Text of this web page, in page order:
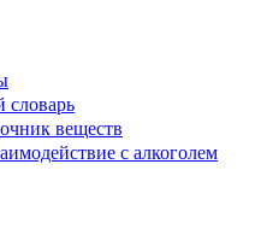
веществ
с алкоголем